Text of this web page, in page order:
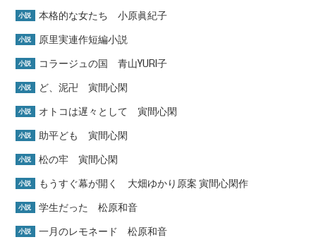
小説 本格的な女たち 小原眞紀子
小説 原里実連作短編小説
小説 コラージュの国 青山YURI子
小説 ど、泥卍 寅間心閑
小説 オトコは遅々として 寅間心閑
小説 助平ども 寅間心閑
小説 松の牢 寅間心閑
小説 もうすぐ幕が開く 大畑ゆかり原案 寅間心閑作
小説 学生だった 松原和音
小説 一月のレモネード 松原和音